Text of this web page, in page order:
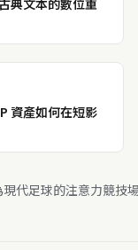
典文本的數位重
資產如何在短影
代足球的注意力競技